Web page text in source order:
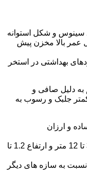
سینوس و شکل استوانه
عمر بالا مخزن پیش
بهداشتی در استخر
به دلیل صافی و
جلبک و رسوب به
و ارزان
امکان ساخت ابعاد بزرگ از قطر3.5 تا 12 متر و ارتفاع 1.2 تا
به سازه های دیگر